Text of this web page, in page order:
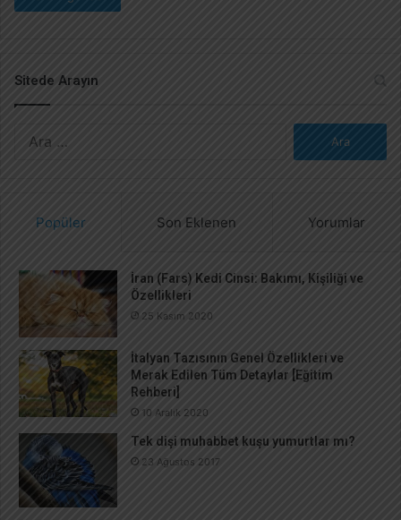
Sitede Arayın
Popüler Son Eklenen Yorumlar
İran (Fars) Kedi Cinsi: Bakımı, Kişiliği ve
Özellikleri
25 Kasım 2020
İtalyan Tazısının Genel Özellikleri ve
Merak Edilen Tüm Detaylar [Eğitim
Rehberi]
10 Aralık 2020
Tek dişi muhabbet kuşu yumurtlar mı?
23 Ağustos 2017